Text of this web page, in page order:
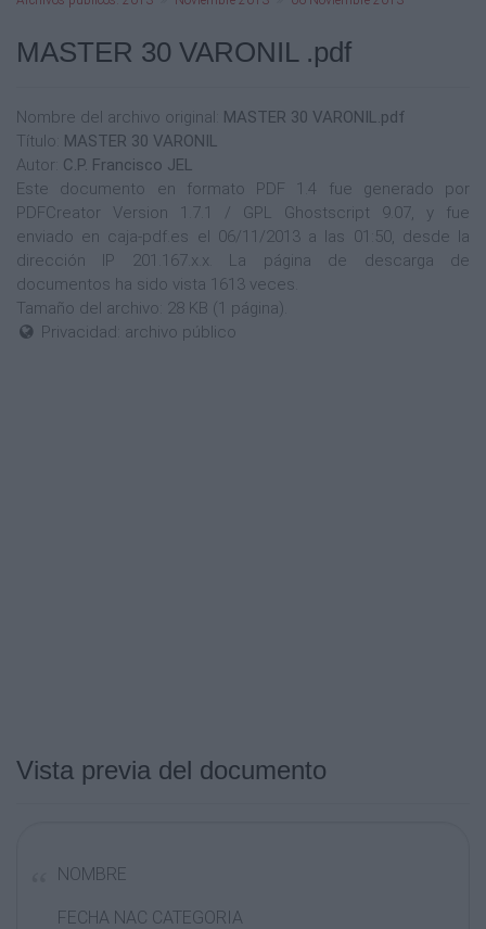
MASTER 30 VARONIL .pdf
Nombre del archivo original: MASTER 30 VARONIL.pdf
Título: MASTER 30 VARONIL
Autor: C.P. Francisco JEL
Este documento en formato PDF 1.4 fue generado por
PDFCreator Version 1.7.1 / GPL Ghostscript 9.07, y fue
enviado en caja-pdf.es el 06/11/2013 a las 01:50, desde la
dirección IP 201.167.x.x. La página de descarga de
documentos ha sido vista 1613 veces.
Tamaño del archivo: 28 KB (1 página).
Privacidad: archivo público
Vista previa del documento
NOMBRE
FECHA NAC CATEGORIA